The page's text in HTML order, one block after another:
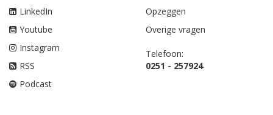
LinkedIn
Youtube
Instagram
RSS
Podcast
Opzeggen
Overige vragen
Telefoon:
0251 - 257924